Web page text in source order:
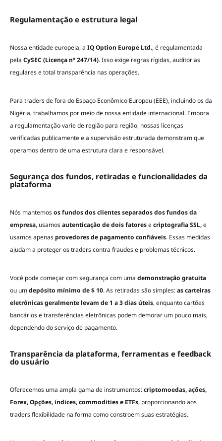
Regulamentação e estrutura legal
Nossa entidade europeia, a IQ Option Europe Ltd., é regulamentada
pela CySEC (Licença nº 247/14). Isso exige regras rígidas, auditorias
regulares e total transparência nas operações.
Para traders de fora do Espaço Econômico Europeu (EEE), incluindo os da
Nigéria, trabalhamos por meio de nossa entidade internacional. Embora
a regulamentação varie de região para região, nossas licenças
verificadas publicamente e a supervisão estruturada demonstram que
operamos dentro de uma estrutura clara e responsável.
Segurança dos fundos, retiradas e funcionalidades da
plataforma
Nós mantemosos fundos dos clientes separados dos fundos da
empresa, usamosautenticação de dois fatoresecriptografia SSL,e
usamos apenasprovedores de pagamento confiáveis. Essas medidas
ajudam a proteger os traders contra fraudes e problemas técnicos.
Você pode começar com segurança com uma demonstração gratuita
ou umdepósito mínimo de $ 10. As retiradas são simples:as carteiras
eletrônicas geralmente levam de 1 a 3 dias úteis, enquanto cartões
bancários e transferências eletrônicas podem demorar um pouco mais,
dependendo do serviço de pagamento.
Transparência da plataforma, ferramentas e feedback
do usuário
Oferecemos uma ampla gama de instrumentos:criptomoedas, ações,
Forex, Opções, índices, commodities e ETFs, proporcionando aos
traders flexibilidade na forma como constroem suas estratégias.